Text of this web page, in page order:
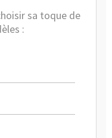
sa toque de
: